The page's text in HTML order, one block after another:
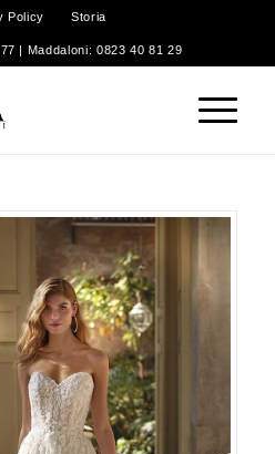
Policy Storia
| Maddaloni: 0823 40 81 29